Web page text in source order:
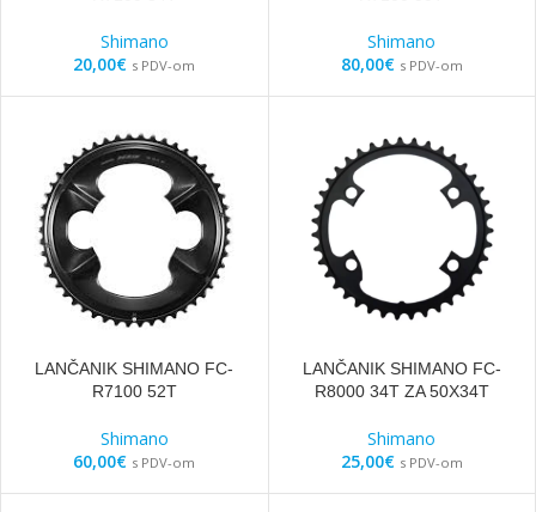
Shimano
20,00€ s PDV-om
Shimano
80,00€ s PDV-om
LANČANIK SHIMANO FC-
R7100 52T
Shimano
60,00€ s PDV-om
LANČANIK SHIMANO FC-
R8000 34T ZA 50X34T
Shimano
25,00€ s PDV-om